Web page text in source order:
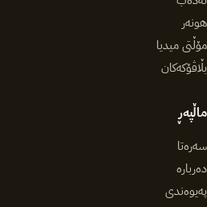
هونەر
مۆڵتی میدیا
بڵاڤۆکەکان
ماڵپەڕ
سەرەتا
دەربارە
پەیوەندی